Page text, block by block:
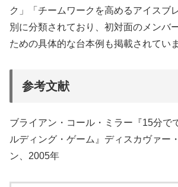
ク」「チームワークを高めるアイスブ
別に分類されており、初対面のメンバ
ための具体的な台本例も掲載されていま
参考文献
ブライアン・コール・ミラー『15分で
ルディング・ゲーム』ディスカヴァー
ン、2005年